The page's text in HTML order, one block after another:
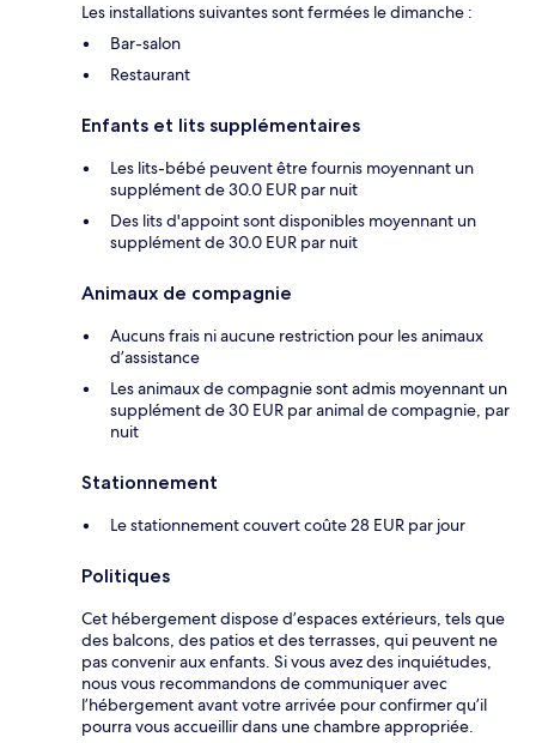
Les installations suivantes sont fermées le dimanche :
Bar-salon
Restaurant
Enfants et lits supplémentaires
Les lits-bébé peuvent être fournis moyennant un
supplément de 30.0 EUR par nuit
Des lits d'appoint sont disponibles moyennant un
supplément de 30.0 EUR par nuit
Animaux de compagnie
Aucuns frais ni aucune restriction pour les animaux
d’assistance
Les animaux de compagnie sont admis moyennant un
supplément de 30 EUR par animal de compagnie, par
nuit
Stationnement
Le stationnement couvert coûte 28 EUR par jour
Politiques
Cet hébergement dispose d’espaces extérieurs, tels que
des balcons, des patios et des terrasses, qui peuvent ne
pas convenir aux enfants. Si vous avez des inquiétudes,
nous vous recommandons de communiquer avec
l’hébergement avant votre arrivée pour confirmer qu’il
pourra vous accueillir dans une chambre appropriée.